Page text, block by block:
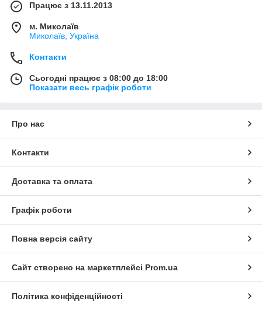
Працює з 13.11.2013
м. Миколаїв
Миколаїв, Україна
Контакти
Сьогодні працює з 08:00 до 18:00
Показати весь графік роботи
Про нас
Контакти
Доставка та оплата
Графік роботи
Повна версія сайту
Сайт створено на маркетплейсі Prom.ua
Політика конфіденційності